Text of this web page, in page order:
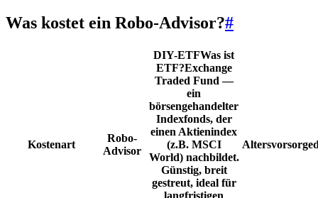
Was kostet ein Robo-Advisor?#
Kostenart
Robo-
Advisor
DIY-ETFWas ist
ETF?Exchange
Traded Fund —
ein
börsengehandelter
Indexfonds, der
einen Aktienindex
(z.B. MSCI
World) nachbildet.
Günstig, breit
gestreut, ideal für
langfristigen